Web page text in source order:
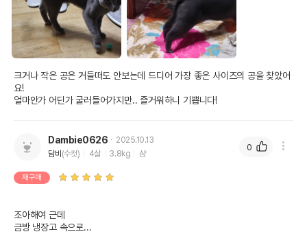
크거나 작은 공은 거들떠도 안보는데 드디어 가장 좋은 사이즈의 공을 찾았어
요!
얼마안가 어딘가 굴러들어가지만.. 즐거워하니 기쁩니다!
Dambie0626
2025.10.13
담비 (수컷) 4살 3.8kg 샴
재구매
조아해여 근데
금방 냉장고 속으로...
0